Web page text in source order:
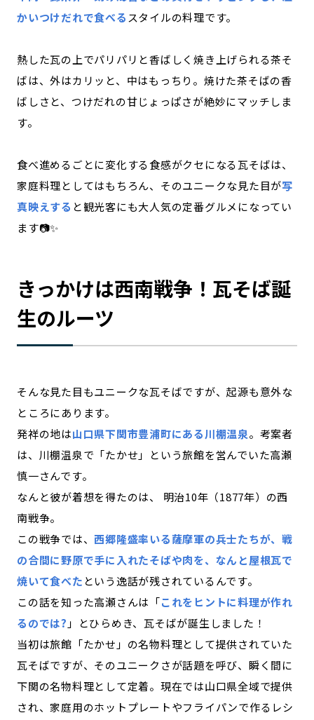
かいつけだれで食べる スタイルの料理です。
熱した瓦の上でパリパリと香ばしく焼き上げられる茶そ
ばは、外はカリッと、中はもっちり。焼けた茶そばの香
ばしさと、つけだれの甘じょっぱさが絶妙にマッチしま
す。
食べ進めるごとに変化する食感がクセになる瓦そばは、
家庭料理としてはもちろん、そのユニークな見た目が写
真映えする と観光客にも大人気の定番グルメになってい
ます📷✨
きっかけは西南戦争！瓦そば誕
生のルーツ
そんな見た目もユニークな瓦そばですが、起源も意外な
ところにあります。
発祥の地は山口県下関市豊浦町にある川棚温泉。考案者
は、川棚温泉で「たかせ」という旅館を営んでいた高瀬
慎一さんです。
なんと彼が着想を得たのは、 明治10年（1877年）の西
南戦争。
この戦争では、 西郷隆盛率いる薩摩軍の兵士たちが、戦
の合間に野原で手に入れたそばや肉を、なんと屋根瓦で
焼いて食べた という逸話が残されているんです。
この話を知った高瀬さんは「これをヒントに料理が作れ
るのでは? 」とひらめき、瓦そばが誕生しました！
当初は旅館「たかせ」の名物料理として提供されていた
瓦そばですが、そのユニークさが話題を呼び、瞬く間に
下関の名物料理として定着。現在では山口県全域で提供
され、家庭用のホットプレートやフライパンで作るレシ